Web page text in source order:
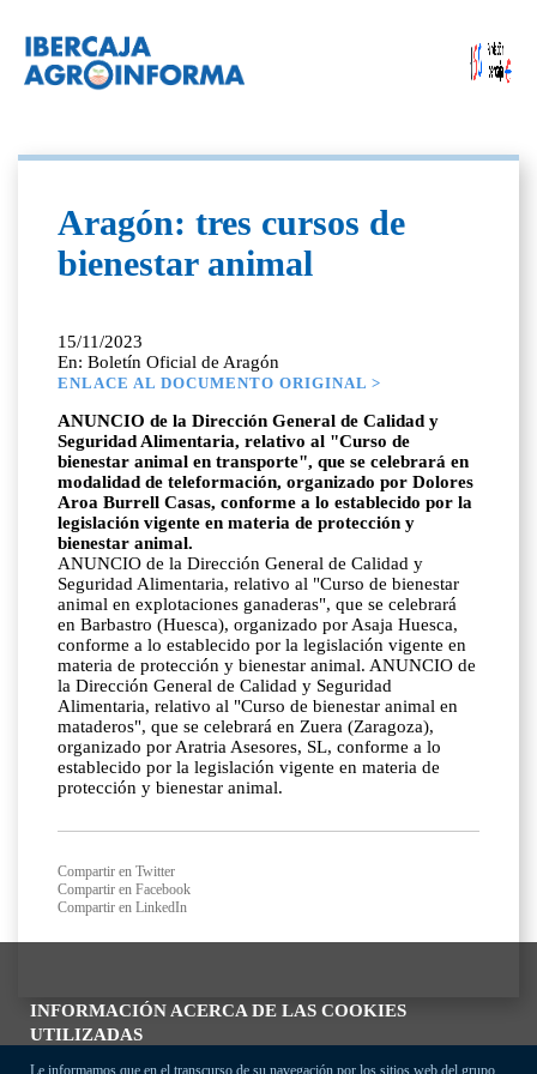
INFORMACIÓN ACERCA DE LAS COOKIES
UTILIZADAS
Le informamos que en el transcurso de su navegación por los sitios web del grupo
Aragón: tres cursos de
bienestar animal
15/11/2023
En: Boletín Oficial de Aragón
ENLACE AL DOCUMENTO ORIGINAL >
ANUNCIO de la Dirección General de Calidad y
Seguridad Alimentaria, relativo al "Curso de
bienestar animal en transporte", que se celebrará en
modalidad de teleformación, organizado por Dolores
Aroa Burrell Casas, conforme a lo establecido por la
legislación vigente en materia de protección y
bienestar animal.
ANUNCIO de la Dirección General de Calidad y
Seguridad Alimentaria, relativo al "Curso de bienestar
animal en explotaciones ganaderas", que se celebrará
en Barbastro (Huesca), organizado por Asaja Huesca,
conforme a lo establecido por la legislación vigente en
materia de protección y bienestar animal. ANUNCIO de
la Dirección General de Calidad y Seguridad
Alimentaria, relativo al "Curso de bienestar animal en
mataderos", que se celebrará en Zuera (Zaragoza),
organizado por Aratria Asesores, SL, conforme a lo
establecido por la legislación vigente en materia de
protección y bienestar animal.
Compartir en Twitter
Compartir en Facebook
Compartir en LinkedIn